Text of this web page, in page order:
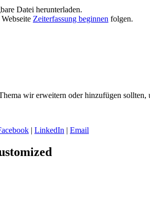
Datei herunterladen.
Zeiterfassung beginnen folgen.
wir erweitern oder hinzufügen sollten,
| LinkedIn | Email